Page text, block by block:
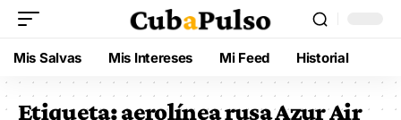
Mis Salvas Mis Intereses Mi Feed Historial
Etiqueta:aerolínea rusa Azur Air